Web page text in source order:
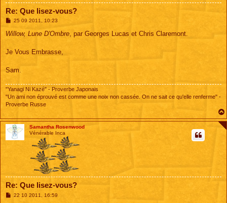
Re: Que lisez-vous?
M
s
g
25 09 2011, 10:23
Willow, Lune D'Ombre, par Georges Lucas et Chris Claremont.
Je Vous Embrasse,
Sam.
"Yanagi Ni Kazé" - Proverbe Japonais
"Un ami non éprouvé est comme une noix non cassée. On ne sait ce qu'elle renferme" -
Proverbe Russe
Samantha Rosenwood
Vénérable Inca
Re: Que lisez-vous?
M22 10 2011, 16:59